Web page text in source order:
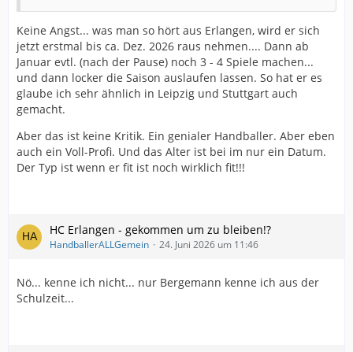
Keine Angst... was man so hört aus Erlangen, wird er sich
jetzt erstmal bis ca. Dez. 2026 raus nehmen.... Dann ab
Januar evtl. (nach der Pause) noch 3 - 4 Spiele machen...
und dann locker die Saison auslaufen lassen. So hat er es
glaube ich sehr ähnlich in Leipzig und Stuttgart auch
gemacht.
Aber das ist keine Kritik. Ein genialer Handballer. Aber eben
auch ein Voll-Profi. Und das Alter ist bei im nur ein Datum.
Der Typ ist wenn er fit ist noch wirklich fit!!!
HC Erlangen - gekommen um zu bleiben!?
HandballerALLGemein 24. Juni 2026 um 11:46
Nö... kenne ich nicht... nur Bergemann kenne ich aus der
Schulzeit...